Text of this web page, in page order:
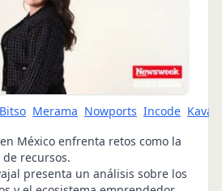
Bitso Merama Nowports Incode Kavak
México enfrenta retos como la
recursos.
presenta un análisis sobre los